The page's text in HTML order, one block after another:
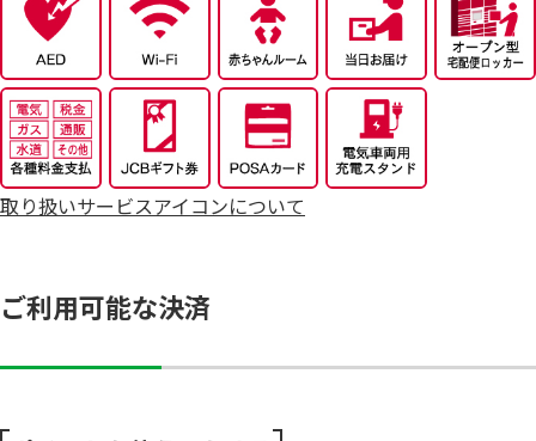
8/4～毎週恒例火曜市
7/25～全力プライス8月号
取り扱いサービスアイコンについて
ご利用可能な決済